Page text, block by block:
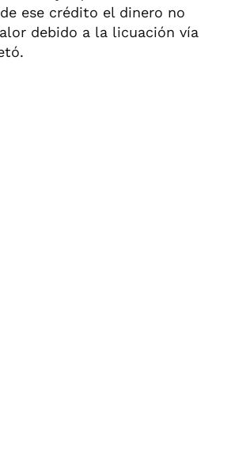
ese crédito el dinero no
debido a la licuación vía